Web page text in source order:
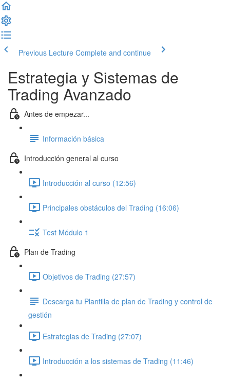
Previous Lecture Complete and continue
Estrategia y Sistemas de
Trading Avanzado
Antes de empezar...
Información básica
Introducción general al curso
Introducción al curso (12:56)
Principales obstáculos del Trading (16:06)
Test Módulo 1
Plan de Trading
Objetivos de Trading (27:57)
Descarga tu Plantilla de plan de Trading y control de
gestión
Estrategias de Trading (27:07)
Introducción a los sistemas de Trading (11:46)